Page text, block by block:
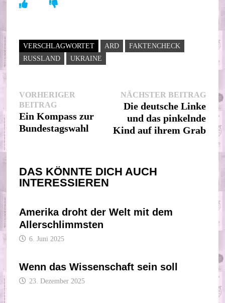
VERSCHLAGWORTET ARD
FAKTENCHECK
RUSSLAND
UKRAINE
Beitragsnavigation
VORHERIGER
BEITRAGVorheriger
Beitrag:
Ein Kompass zur
Bundestagswahl
NÄCHSTER BEITRAG
Die deutsche Linke
und das pinkelnde
Kind auf ihrem Grab
DAS KÖNNTE DICH AUCH
INTERESSIEREN
Amerika droht der Welt mit dem
Allerschlimmsten
6. Juni 2025
Wenn das Wissenschaft sein soll
23. Dezember 2025